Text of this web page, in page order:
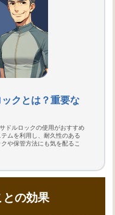
クとは？重要な
ドルロックの使用がおすすめ
ムを利用し、耐久性のある
や保管方法にも気を配るこ
の効果